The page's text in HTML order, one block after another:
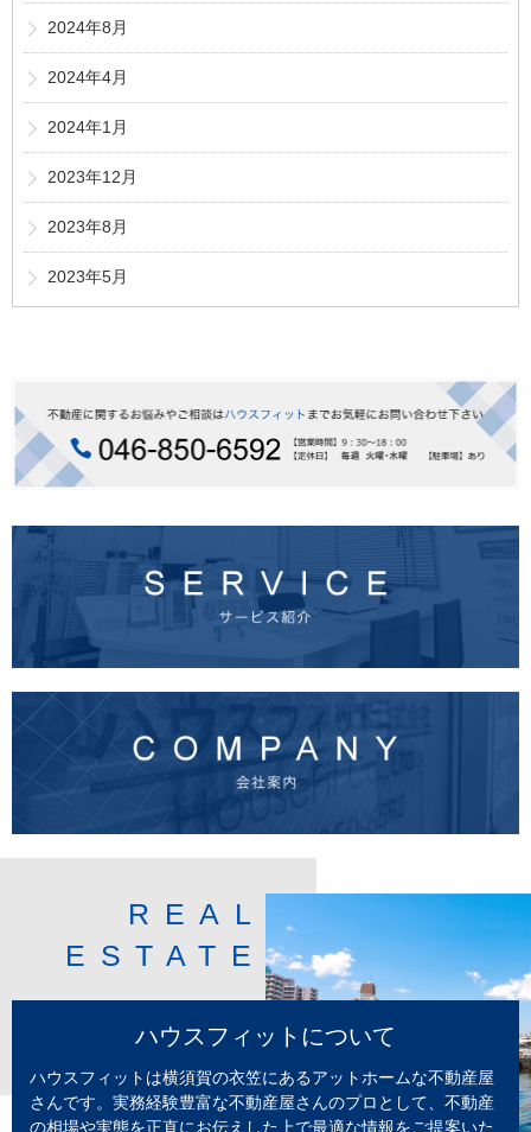
2024年8月
2024年4月
2024年1月
2023年12月
2023年8月
2023年5月
REAL
ESTATE
ハウスフィットについて
ハウスフィットは横須賀の衣笠にあるアットホームな不動産屋
さんです。実務経験豊富な不動産屋さんのプロとして、不動産
の相場や実態を正直にお伝えした上で最適な情報をご提案いた